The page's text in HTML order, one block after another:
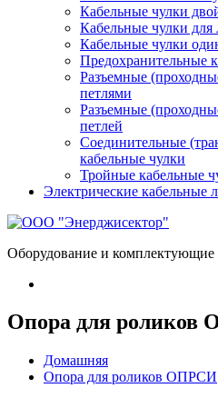
Кабельные чулки
Кабельные чулки для
Кабельные чулки
Предохранительные
Разъемные
петлями
Разъемные
петлей
Соединительные
кабельные чулки
Тройные кабельные
Электрические кабельные
Оборудование и комплектующие
Опора для
Домашняя
Опора для роликов ОПРСИ